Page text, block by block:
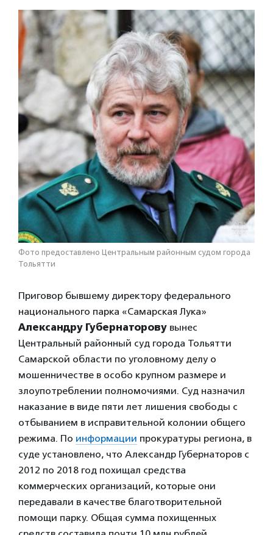
Фото предоставлено Центральным районным судом города
Тольятти
Приговор бывшему директору федерального
национального парка «Самарская Лука»
Александру Губернаторову вынес
Центральный районный суд города Тольятти
Самарской области по уголовному делу о
мошенничестве в особо крупном размере и
злоупотреблении полномочиями. Суд назначил
наказание в виде пяти лет лишения свободы с
отбыванием в исправительной колонии общего
режима. По информации прокуратуры региона, в
суде установлено, что Александр Губернаторов с
2012 по 2018 год похищал средства
коммерческих организаций, которые они
передавали в качестве благотворительной
помощи парку. Общая сумма похищенных